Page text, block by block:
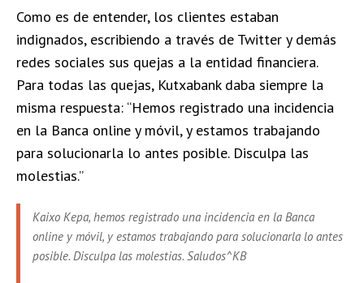
Como es de entender, los clientes estaban
indignados, escribiendo a través de Twitter y demás
redes sociales sus quejas a la entidad financiera.
Para todas las quejas, Kutxabank daba siempre la
misma respuesta: “Hemos registrado una incidencia
en la Banca online y móvil, y estamos trabajando
para solucionarla lo antes posible. Disculpa las
molestias.”
Kaixo Kepa, hemos registrado una incidencia en la Banca
online y móvil, y estamos trabajando para solucionarla lo antes
posible. Disculpa las molestias. Saludos^KB